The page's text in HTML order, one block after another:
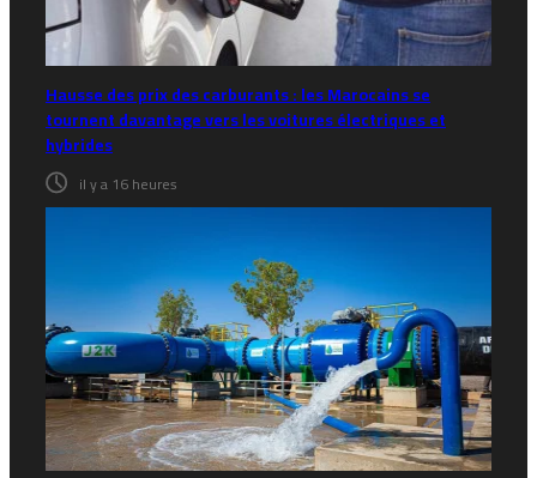
Hausse des prix des carburants : les Marocains se
tournent davantage vers les voitures électriques et
hybrides
il y a 16 heures